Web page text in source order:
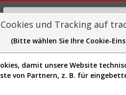
Sector-Spider Easy-Scan
ist nur für
Cookies und Tracking auf
(Bitte wählen Sie Ihre Cookie-
damit unsere Website
von Partnern, z. B. für